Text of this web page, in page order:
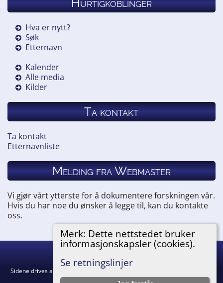
Merk: Dette nettstedet bruker
informasjonskapsler (cookies).
Se retningslinjer
Hva er nytt?
Søk
Etternavn
Kalender
Alle media
Kilder
Ta kontakt
Ta kontakt
Etternavnliste
Melding fra Webmaster
Vi gjør vårt ytterste for å dokumentere forskningen vår.
Hvis du har noe du ønsker å legge til, kan du kontakte
oss.
Sidene drives av The Next Generation of Genealogy Sitebuilding
skrevet av Darrin Lythgoe © 2001-2026.